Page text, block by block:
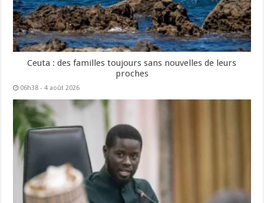
Ceuta : des familles toujours sans nouvelles de leurs
proches
06h38 - 4 août 2026